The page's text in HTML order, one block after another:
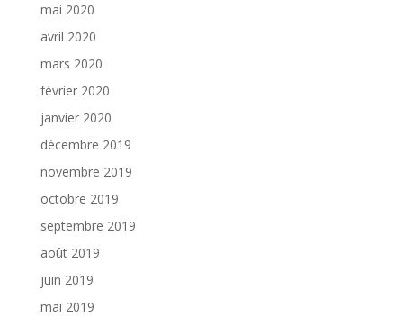
mai 2020
avril 2020
mars 2020
février 2020
janvier 2020
décembre 2019
novembre 2019
octobre 2019
septembre 2019
août 2019
juin 2019
mai 2019